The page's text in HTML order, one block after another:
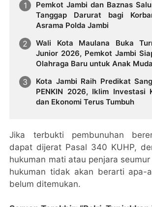
Pemkot Jambi dan Baznas
Tanggap Darurat bagi
Asrama Polda Jambi
Wali Kota Maulana Buka
Junior 2026, Pemkot Jambi
Olahraga Baru untuk Anak
Kota Jambi Raih Predikat
PENKIN 2026, Iklim Investasi
dan Ekonomi Terus Tumbuh
Jika terbukti pembunuhan
dapat dijerat Pasal 340 KUHP,
hukuman mati atau penjara
hukuman tidak akan berarti apa-
belum ditemukan.